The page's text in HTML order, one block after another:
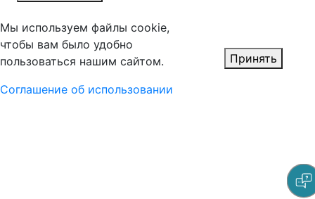
Мы используем файлы cookie,
чтобы вам было удобно
пользоваться нашим сайтом.
Соглашение об использовании
Принять